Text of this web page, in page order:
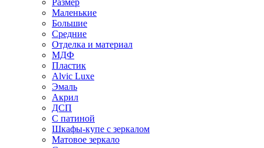
Размер
Маленькие
Большие
Средние
Отделка и материал
МДФ
Пластик
Alvic Luxe
Эмаль
Акрил
ДСП
С патиной
Шкафы-купе с зеркалом
Матовое зеркало